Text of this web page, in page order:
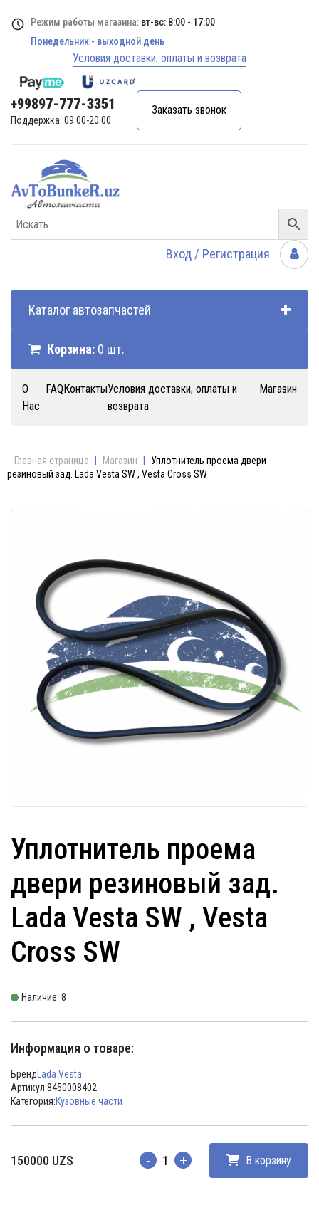
Режим работы магазина: вт-вс: 8:00 - 17:00
Понедельник - выходной день
Условия доставки, оплаты и возврата
+99897-777-3351
Поддержка: 09:00-20:00
Заказать звонок
Вход / Регистрация
Каталог автозапчастей
Корзина: 0 шт.
О
Нас
FAQКонтактыУсловия доставки, оплаты и
возврата
Магазин
Главная страница Магазин
Уплотнитель проема двери
резиновый зад. Lada Vesta SW , Vesta Cross SW
Уплотнитель проема
двери резиновый зад.
Lada Vesta SW , Vesta
Cross SW
Наличие: 8
Информация о товаре:
Бренд Lada Vesta
Артикул:8450008402
Категория:Кузовные части
150000 UZS Количество В корзину